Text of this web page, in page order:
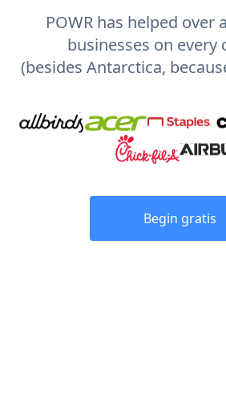
POWR has helped over
businesses on every
(besides Antarctica,
Begin gratis